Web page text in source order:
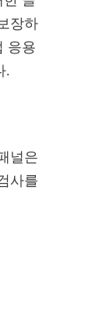
장하
응용
.
널은
사를